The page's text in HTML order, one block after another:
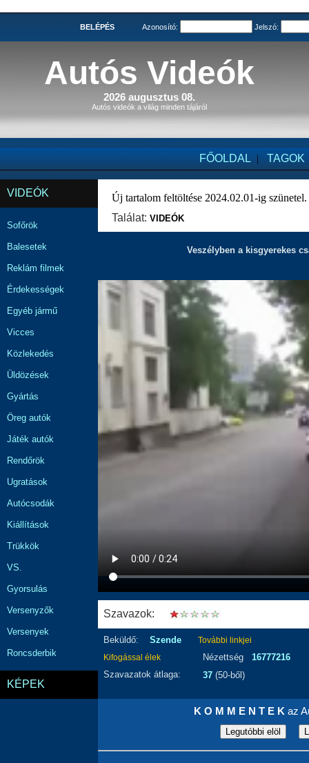
BELÉPÉS Azonosító: Jelszó:
Autós Videók
2026 augusztus 08.
Autós videók a világ minden tájáról
FŐOLDAL | TAGOK
VIDEÓK
Sofőrök
Balesetek
Reklám filmek
Érdekességek
Egyéb jármű
Vicces
Közlekedés
Üldözések
Gyártás
Öreg autók
Játék autók
Rendőrök
Ugratások
Autócsodák
Kiállítások
Trükkök
VS.
Gyorsulás
Versenyzők
Versenyek
Roncsderbik
KÉPEK
Új tartalom feltöltése 2024.02.01-ig szünetel.
Találat: VIDEÓK
Veszélyben a kisgyerekes
Szavazok:
Beküldő: Szende
További linkjei
Kifogással élek
Nézettség
16777216
Szavazatok átlaga:
37 (50-ből)
K O M M E N T E K az